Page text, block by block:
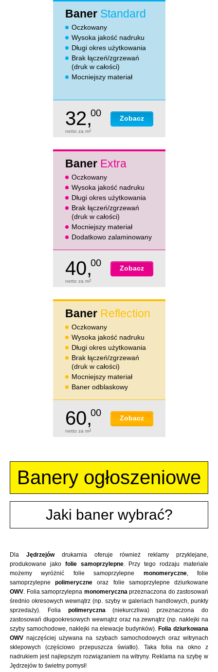
Baner Standard
Oczkowany
Wysoka jakość nadruku
Długi okres użytkowania
Brak łączeń/zgrzewań
(druk w całości)
Mocniejszy materiał
Zobacz
32,00
netto za m2
Baner Extra
Oczkowany
Wysoka jakość nadruku
Długi okres użytkowania
Brak łączeń/zgrzewań
(druk w całości)
Mocniejszy materiał
Dodatkowo zalaminowany
Zobacz
40,00
netto za m2
Baner Reflection
Oczkowany
Wysoka jakość nadruku
Długi okres użytkowania
Brak łączeń/zgrzewań
(druk w całości)
Mocniejszy materiał
Baner odblaskowy
Zobacz
60,00
netto za m2
Banery ogłoszeniowe
Jaki baner wybrać?
Dla Jędrzejówdrukarnia oferuje również reklamy przyklejane,
produkowane jako folie samoprzylepne. Przy tego rodzaju materiale
możemy wyróżnić folie samoprzylepne monomeryczne, folie
samoprzylepnepolimeryczne oraz folie samoprzylepne dziurkowane
OWV. Folia samoprzylepna monomerycznaprzeznaczona do zastosowań
średnio okresowych wewnątrz (np. szyby w galeriach handlowych, punkty
sprzedaży). Folia polimeryczna(niekurczliwa) przeznaczona do
zastosowań długookresowych wewnątrz oraz na zewnątrz (np. naklejki na
szyby samochodowe, naklejki na elewacje budynków). Folia dziurkowana
OWV najczęściej używana na szybach samochodowych oraz witrynach
sklepowych (częściowo przepuszcza światło). Taka folia na okno z
nadrukiem jest najlepszym rozwiązaniem na witryny. Reklama na szybę w
Jędrzejów to świetny pomysł!